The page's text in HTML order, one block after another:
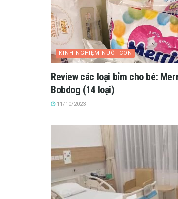
KINH NGHIỆM NUÔI CON
Review các loại bỉm cho bé:
Bobdog (14 loại)
11/10/2023